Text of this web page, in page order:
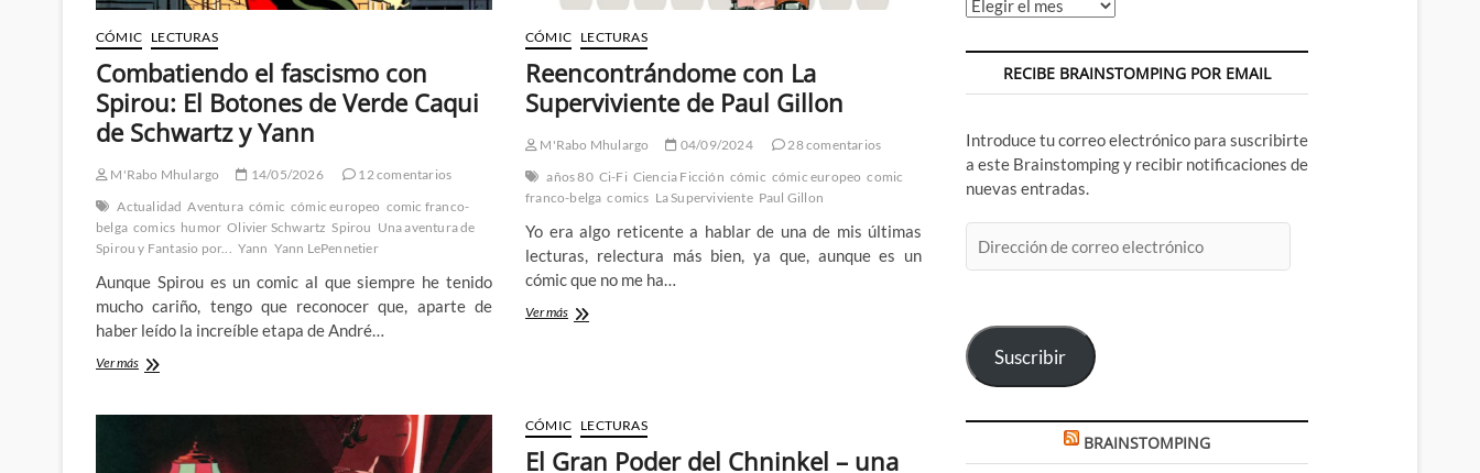
CÓMIC LECTURAS
Combatiendo el fascismo con
Spirou: El Botones de Verde Caqui
de Schwartz y Yann
M'Rabo Mhulargo 14/05/2026
12 comentarios
Actualidad Aventura cómic cómic europeo comic franco-
belga comics humor Olivier Schwartz Spirou Una aventura de
Spirou y Fantasio por... Yann Yann LePennetier
Aunque Spirou es un comic al que siempre he tenido
mucho cariño, tengo que reconocer que, aparte de
haber leído la increíble etapa de André…
Ver másCombatiendo
CÓMIC LECTURAS
Reencontrándome con La
Superviviente de Paul Gillon
M'Rabo Mhulargo 04/09/2024
28 comentarios
años 80 Ci-Fi Ciencia Ficción cómic cómic europeo comic
franco-belga comics La Superviviente Paul Gillon
Yo era algo reticente a hablar de una de mis últimas
lecturas, relectura más bien, ya que, aunque es un
cómic que no me ha…
Ver másReencontrándome
Gillon
CÓMIC LECTURAS
El Gran Poder del Chninkel – una
Archivos
RECIBE BRAINSTOMPING POR EMAIL
Introduce tu correo electrónico para suscribirte
a este Brainstomping y recibir notificaciones de
nuevas entradas.
de
Suscribir
BRAINSTOMPING